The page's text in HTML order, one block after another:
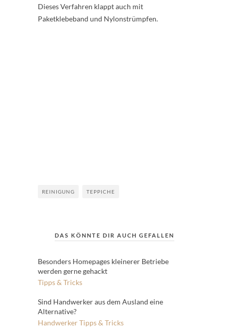
Dieses Verfahren klappt auch mit
Paketklebeband und Nylonstrümpfen.
REINIGUNG TEPPICHE
DAS KÖNNTE DIR AUCH GEFALLEN
Besonders Homepages kleinerer Betriebe
werden gerne gehackt
Tipps & Tricks
Sind Handwerker aus dem Ausland eine
Alternative?
HandwerkerTipps & Tricks